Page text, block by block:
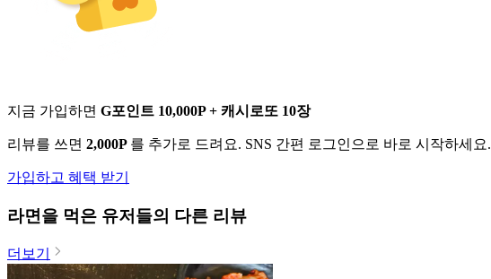
지금 가입하면 G포인트 10,000P + 캐시로또 10장
리뷰를 쓰면 2,000P 를 추가로 드려요. SNS 간편 로그인으로 바로 시작하세요.
가입하고 혜택 받기
라면 을 먹은 유저들의 다른 리뷰
더보기